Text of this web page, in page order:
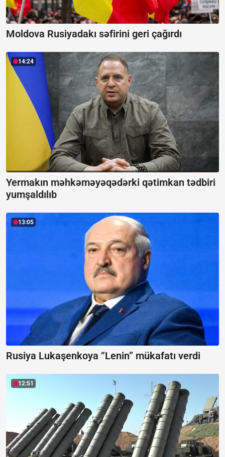
Moldova Rusiyadakı səfirini geri çağırdı
14:24
Yermakın məhkəməyəqədərki qətimkan tədbiri
yumşaldılıb
13:05
Rusiya Lukaşenkoya “Lenin” mükafatı verdi
12:51